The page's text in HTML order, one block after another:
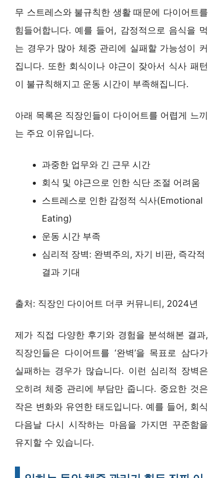
무 스트레스와 불규칙한 생활 때문에 다이어트를
힘들어합니다. 예를 들어, 감정적으로 음식을 먹
는 경우가 많아 체중 관리에 실패할 가능성이 커
집니다. 또한 회식이나 야근이 잦아서 식사 패턴
이 불규칙해지고 운동 시간이 부족해집니다.
아래 목록은 직장인들이 다이어트를 어렵게 느끼
는 주요 이유입니다.
과중한 업무와 긴 근무 시간
회식 및 야근으로 인한 식단 조절 어려움
스트레스로 인한 감정적 식사(Emotional
Eating)
운동 시간 부족
심리적 장벽: 완벽주의, 자기 비판, 즉각적
결과 기대
출처: 직장인 다이어트 더쿠 커뮤니티, 2024년
제가 직접 다양한 후기와 경험을 분석해본 결과,
직장인들은 다이어트를 ‘완벽’을 목표로 삼다가
실패하는 경우가 많습니다. 이런 심리적 장벽은
오히려 체중 관리에 부담만 줍니다. 중요한 것은
작은 변화와 유연한 태도입니다. 예를 들어, 회식
다음날 다시 시작하는 마음을 가지면 꾸준함을
유지할 수 있습니다.